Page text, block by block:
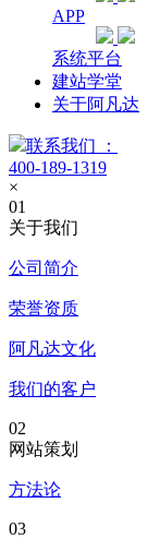
APP
系统平台
建站学堂
关于阿凡达
联系我们 ：
400-189-1319
×
01
关于我们
公司简介
荣誉资质
阿凡达文化
我们的客户
02
网站策划
方法论
03